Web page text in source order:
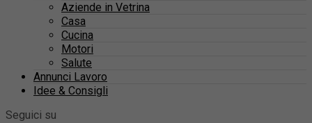
Aziende in Vetrina
Casa
Cucina
Motori
Salute
Annunci Lavoro
Idee & Consigli
Seguici su